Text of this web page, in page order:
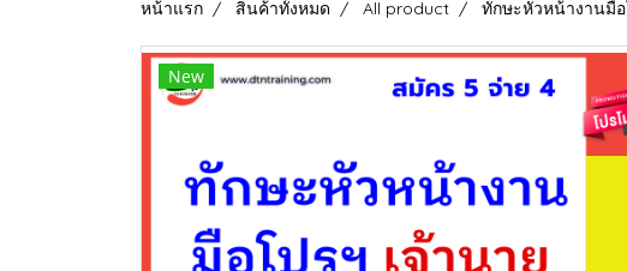
หน้าแรก สินค้าทั้งหมด All product ทักษะหัวหน้างานมือ
New